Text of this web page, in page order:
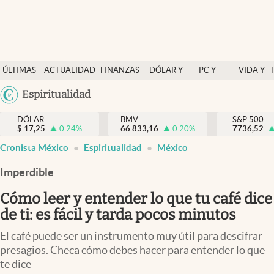
ÚLTIMAS
NOTICIAS
ACTUALIDAD
FINANZAS
DÓLAR Y
PC Y
VIDA Y
México
Espiritualidad
Actualidad
Finanzas y economía
Dólar y mercados
Pc y celular
Vida y estilo
Tv
DÓLAR
$ 17,25 0.24%
BMV
66.833,16
0.20%
S&P 500
7736,52
Cronista México Espiritualidad México
Imperdible
Cómo leer y entender lo que tu café dice
de ti: es fácil y tarda pocos minutos
El café puede ser un instrumento muy útil para descifrar
presagios. Checa cómo debes hacer para entender lo que
te dice